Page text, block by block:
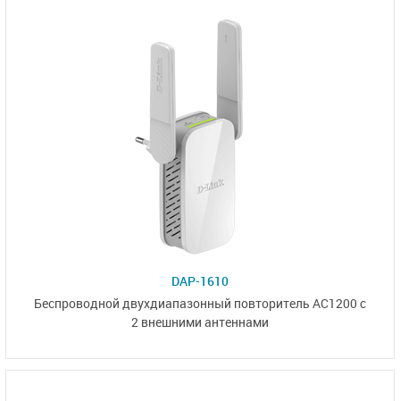
DAP-1610
Беспроводной двухдиапазонный повторитель АС1200 с
2 внешними антеннами